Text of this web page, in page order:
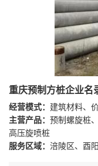
重庆预制方桩企业名
经营模式： 建筑材料、
主营产品： 预制螺旋桩
高压旋喷桩
服务区域： 涪陵区、酉